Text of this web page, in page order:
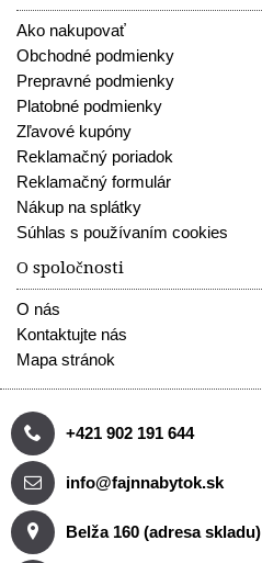
Ako nakupovať
Obchodné podmienky
Prepravné podmienky
Platobné podmienky
Zľavové kupóny
Reklamačný poriadok
Reklamačný formulár
Nákup na splátky
Súhlas s používaním cookies
O spoločnosti
O nás
Kontaktujte nás
Mapa stránok
+421 902 191 644
info@fajnnabytok.sk
Belža 160 (adresa skladu)